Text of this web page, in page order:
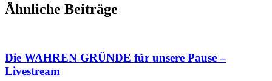
Ähnliche Beiträge
Die WAHREN GRÜNDE für unsere Pause –
Livestream